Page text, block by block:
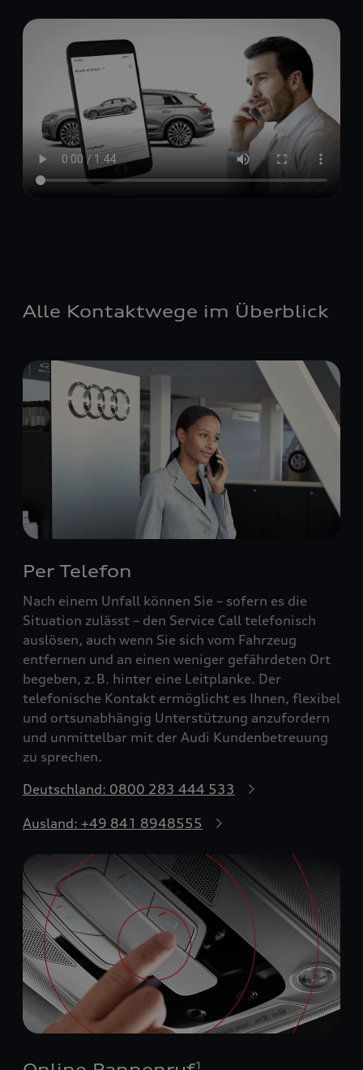
Alle Kontaktwege im Überblick
Per Telefon
Nach einem Unfall können Sie – sofern es die
Situation zulässt – den Service Call telefonisch
auslösen, auch wenn Sie sich vom Fahrzeug
entfernen und an einen weniger gefährdeten Ort
begeben, z. B. hinter eine Leitplanke. Der
telefonische Kontakt ermöglicht es Ihnen, flexibel
und ortsunabhängig Unterstützung anzufordern
und unmittelbar mit der Audi Kundenbetreuung
zu sprechen.
Deutschland: 0800 283 444 533
Ausland: +49 841 8948555
1